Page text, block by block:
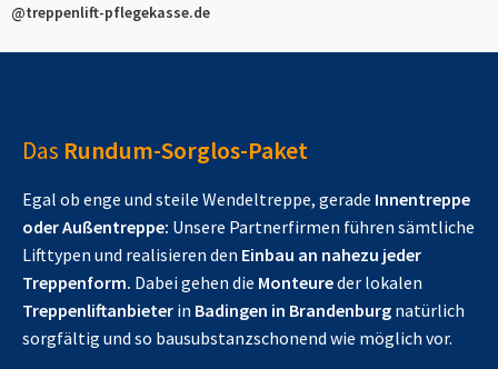
@treppenlift-pflegekasse.de
Das Rundum-Sorglos-Paket
Egal ob enge und steile Wendeltreppe, gerade Innentreppe
oder Außentreppe: Unsere Partnerfirmen führen sämtliche
Lifttypen und realisieren den Einbau an nahezu jeder
Treppenform. Dabei gehen die Monteureder lokalen
Treppenliftanbieter in Badingen in Brandenburg natürlich
sorgfältig und so bausubstanzschonend wie möglich vor.